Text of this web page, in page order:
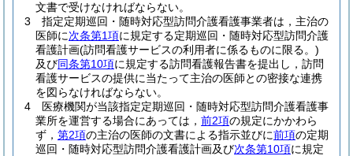
文書で受けなければならない。
3
指定定期巡回・随時対応型訪問介護看護事業者は，主治の
医師に次条第1項に規定する定期巡回・随時対応型訪問介護
看護計画(訪問看護サービスの利用者に係るものに限る。)
及び同条第10項に規定する訪問看護報告書を提出し，訪問
看護サービスの提供に当たって主治の医師との密接な連携
を図らなければならない。
4
医療機関が当該指定定期巡回・随時対応型訪問介護看護事
業所を運営する場合にあっては， 前2項の規定にかかわら
ず， 第2項の主治の医師の文書による指示並びに前項の定期
巡回・随時対応型訪問介護看護計画及び次条第10項に規定